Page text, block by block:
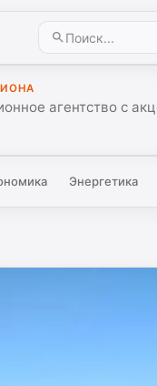
агентство с
Энергетика